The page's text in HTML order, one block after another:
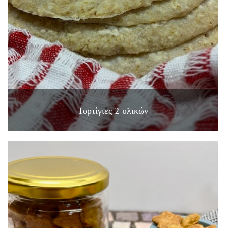
Τορτίγιες 2 υλικών